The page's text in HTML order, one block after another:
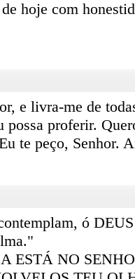
hoje com
e livra-me de
possa proferir.
te peço, Senhor.
ó
ESTÁ NO